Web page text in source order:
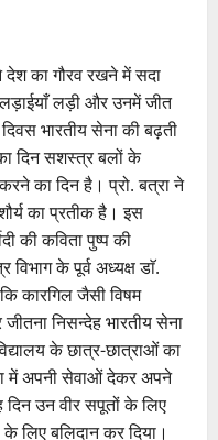
देश का गौरव रखने में सदा
लड़ी और उनमें जीत
भारतीय सेना की बढ़ती
दिन सशस्त्र बलों के
का दिन है। प्रो. बत्रा ने
का प्रतीक है। इस
की कविता पुष्प की
के पूर्व अध्यक्ष डाॅ.
कारगिल जैसी विषम
निसन्देह भारतीय सेना
के छात्र-छात्राओं का
में अपनी सेवाओं देकर अपने
उन वीर सपूतों के लिए
लिए बलिदान कर दिया।